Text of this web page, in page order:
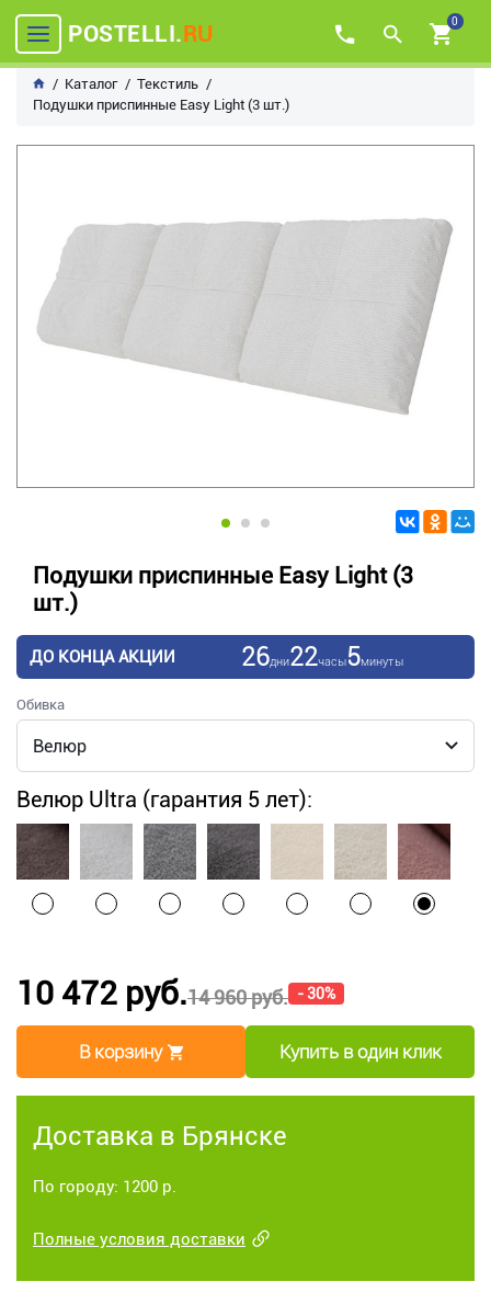
POSTELLI.RU 0
Каталог
Текстиль
Подушки приспинные Easy Light (3 шт.)
Подушки приспинные Easy Light (3
шт.)
ДО КОНЦА АКЦИИ 26дни22часы5минуты
Обивка
Велюр Ultra (гарантия 5 лет):
14 960 руб. - 30%
10 472 руб.
В корзину Купить в один клик
Доставка в Брянске
По городу: 1200 р.
Полные условия доставки